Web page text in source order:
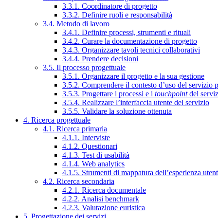
3.3.1. Coordinatore di progetto
3.3.2. Definire ruoli e responsabilità
3.4. Metodo di lavoro
3.4.1. Definire processi, strumenti e rituali
3.4.2. Curare la documentazione di progetto
3.4.3. Organizzare tavoli tecnici collaborativi
3.4.4. Prendere decisioni
3.5. Il processo progettuale
3.5.1. Organizzare il progetto e la sua gestione
3.5.2. Comprendere il contesto d’uso del servizio
3.5.3. Progettare i processi e i touchpointdel
3.5.4. Realizzare l’interfaccia utente del servizio
3.5.5. Validare la soluzione ottenuta
4. Ricerca progettuale
4.1. Ricerca primaria
4.1.1. Interviste
4.1.2. Questionari
4.1.3. Test di usabilità
4.1.4. Web analytics
4.1.5. Strumenti di mappatura dell’esperienza
4.2. Ricerca secondaria
4.2.1. Ricerca documentale
4.2.2. Analisi benchmark
4.2.3. Valutazione euristica
5. Progettazione dei servizi